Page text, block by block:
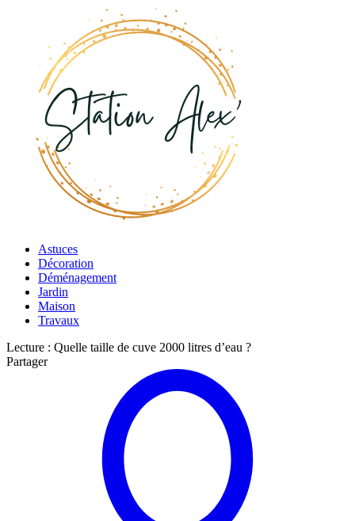
Astuces
Décoration
Déménagement
Jardin
Maison
Travaux
Lecture : Quelle taille de cuve 2000 litres d’eau ?
Partager